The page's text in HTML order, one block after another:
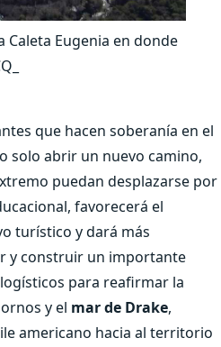
Caleta Eugenia en donde
que hacen soberanía en el
solo abrir un nuevo camino,
puedan desplazarse por
favorecerá el
turístico y dará más
y construir un importante
para reafirmar la
y el mar de Drake,
americano hacia al territorio